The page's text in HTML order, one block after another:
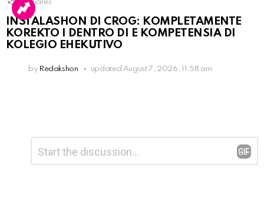
16 Shares
INSTALASHON DI CROG: KOMPLETAMENTE
KOREKTO I DENTRO DI E KOMPETENSIA DI
KOLEGIO EHEKUTIVO
by Redakshon updated August 7, 2026, 11:58 am
Reply